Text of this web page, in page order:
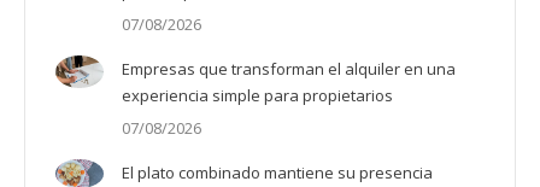
07/08/2026
Empresas que transforman el alquiler en una
experiencia simple para propietarios
07/08/2026
El plato combinado mantiene su presencia